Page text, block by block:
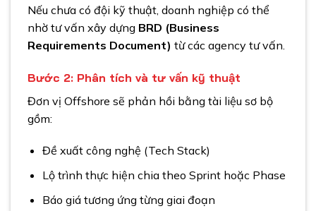
Nếu chưa có đội kỹ thuật, doanh nghiệp có thể
nhờ tư vấn xây dựng BRD (Business
Requirements Document) từ các agency tư vấn.
Bước 2: Phân tích và tư vấn kỹ thuật
Đơn vị Offshore sẽ phản hồi bằng tài liệu sơ bộ
gồm:
Đề xuất công nghệ (Tech Stack)
Lộ trình thực hiện chia theo Sprint hoặc Phase
Báo giá tương ứng từng giai đoạn